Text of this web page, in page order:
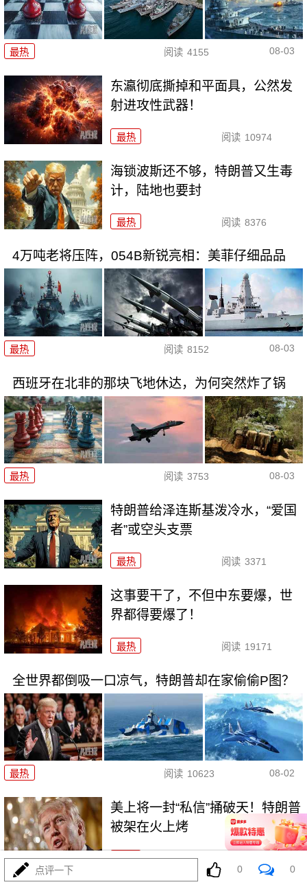
最热 阅读 4155 08-03
东瀛彻底撕掉和平面具，公然发
射进攻性武器！
最热 阅读 10974
海锁波斯还不够，特朗普又生毒
计，陆地也要封
最热 阅读 8376
4万吨老将压阵，054B新锐亮相：美菲仔细品品
最热 阅读 8152 08-03
西班牙在北非的那块飞地休达，为何突然炸了锅
最热 阅读 3753 08-03
特朗普给泽连斯基泼冷水，“爱国
者”或空头支票
最热 阅读 3371
这事要干了，不但中东要爆，世
界都得要爆了！
最热 阅读 19171
全世界都倒吸一口凉气，特朗普却在家偷偷P图？
最热 阅读 10623 08-02
美上将一封“私信”捅破天！特朗普
被架在火上烤
最热
点评一下 0 0